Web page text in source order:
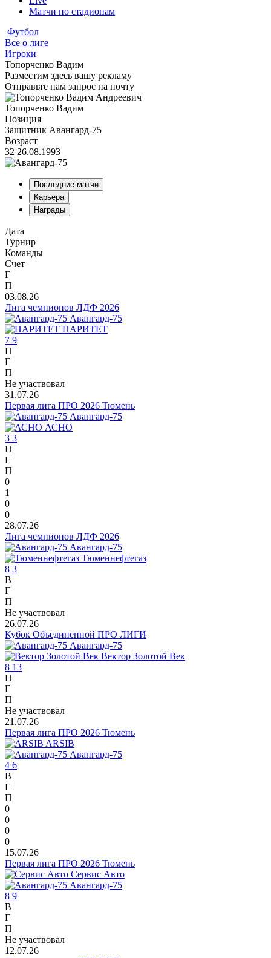
Матчи по стадионам
Футбол
Все о лиге
Игроки
Топорченко Вадим
Разместим здесь вашу рекламу
Отправьте нам запрос на почту
Топорченко Вадим
Позиция
Защитник Авангард-75
Возраст
32 26.08.1993
Последние матчи
Карьера
Награды
Дата
Турнир
Команды
Счет
Г
П
03.08.26
Лига чемпионов ЛДФ 2026
Авангард-75
ПАРИТЕТ
7 9
П
Г
П
Не участвовал
31.07.26
Первая лига ПРО 2026 Тюмень
Авангард-75
АСНО
3 3
Н
Г
П
0
1
0
0
28.07.26
Лига чемпионов ЛДФ 2026
Авангард-75
Тюменнефтегаз
8 3
В
Г
П
Не участвовал
26.07.26
Кубок Объединенной ПРО ЛИГИ
Авангард-75
Вектор Золотой Век
8 13
П
Г
П
Не участвовал
21.07.26
Первая лига ПРО 2026 Тюмень
ARSIB
Авангард-75
4 6
В
Г
П
0
0
0
0
15.07.26
Первая лига ПРО 2026 Тюмень
Сервис Авто
Авангард-75
8 9
В
Г
П
Не участвовал
12.07.26